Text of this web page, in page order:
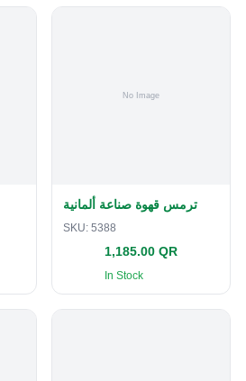
ترمس قهوة صناعة ألمانية
SKU: 5388
1,185.00 QR
In Stock